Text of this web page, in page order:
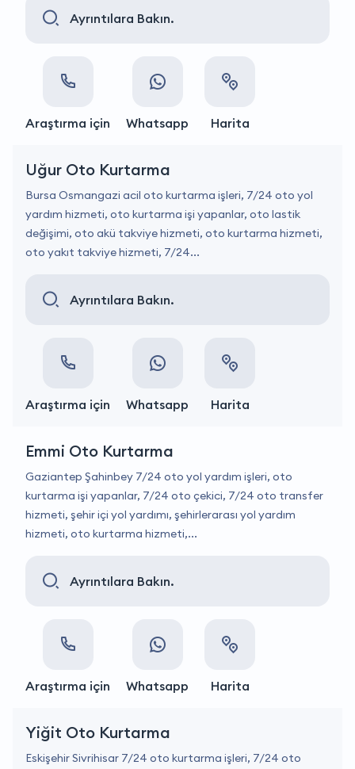
Ayrıntılara Bakın.
Araştırma için Whatsapp Harita
Uğur Oto Kurtarma
Bursa Osmangazi acil oto kurtarma işleri, 7/24 oto yol
yardım hizmeti, oto kurtarma işi yapanlar, oto lastik
değişimi, oto akü takviye hizmeti, oto kurtarma hizmeti,
oto yakıt takviye hizmeti, 7/24...
Ayrıntılara Bakın.
Araştırma için Whatsapp Harita
Emmi Oto Kurtarma
Gaziantep Şahinbey 7/24 oto yol yardım işleri, oto
kurtarma işi yapanlar, 7/24 oto çekici, 7/24 oto transfer
hizmeti, şehir içi yol yardımı, şehirlerarası yol yardım
hizmeti, oto kurtarma hizmeti,...
Ayrıntılara Bakın.
Araştırma için Whatsapp Harita
Yiğit Oto Kurtarma
Eskişehir Sivrihisar 7/24 oto kurtarma işleri, 7/24 oto